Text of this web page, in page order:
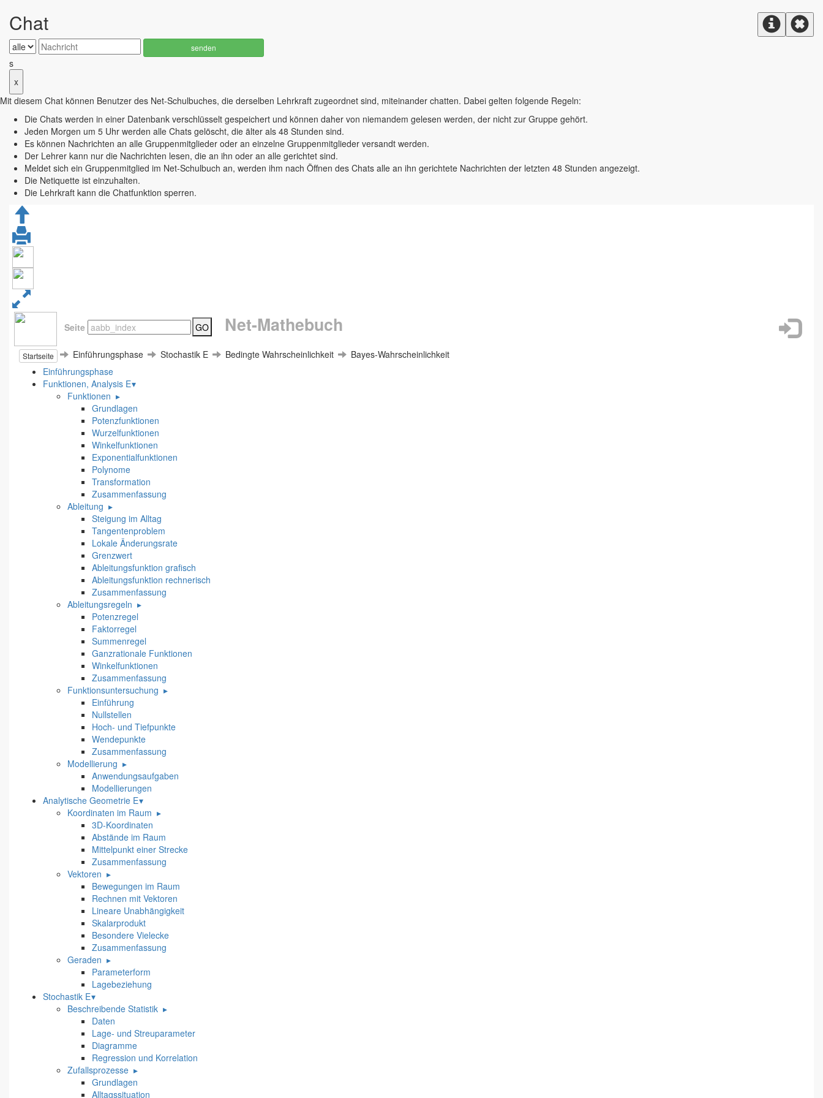
Chat
senden
s
x
Mit diesem Chat können Benutzer des Net-Schulbuches, die derselben Lehrkraft zugeordnet sind, miteinander chatten. Dabei gelten folgende Regeln:
Die Chats werden in einer Datenbank verschlüsselt gespeichert und können daher von niemandem gelesen werden, der nicht zur Gruppe gehört.
Jeden Morgen um 5 Uhr werden alle Chats gelöscht, die älter als 48 Stunden sind.
Es können Nachrichten an alle Gruppenmitglieder oder an einzelne Gruppenmitglieder versandt werden.
Der Lehrer kann nur die Nachrichten lesen, die an ihn oder an alle gerichtet sind.
Meldet sich ein Gruppenmitglied im Net-Schulbuch an, werden ihm nach Öffnen des Chats alle an ihn gerichtete Nachrichten der letzten 48 Stunden angezeigt.
Die Netiquette ist einzuhalten.
Die Lehrkraft kann die Chatfunktion sperren.
Seite GO Net-Mathebuch
Startseite Einführungsphase Stochastik E Bedingte Wahrscheinlichkeit
Bayes-Wahrscheinlichkeit
Einführungsphase
Funktionen, Analysis E▾
Funktionen ▸
Grundlagen
Potenzfunktionen
Wurzelfunktionen
Winkelfunktionen
Exponentialfunktionen
Polynome
Transformation
Zusammenfassung
Ableitung ▸
Steigung im Alltag
Tangentenproblem
Lokale Änderungsrate
Grenzwert
Ableitungsfunktion grafisch
Ableitungsfunktion rechnerisch
Zusammenfassung
Ableitungsregeln ▸
Potenzregel
Faktorregel
Summenregel
Ganzrationale Funktionen
Winkelfunktionen
Zusammenfassung
Funktionsuntersuchung ▸
Einführung
Nullstellen
Hoch- und Tiefpunkte
Wendepunkte
Zusammenfassung
Modellierung ▸
Anwendungsaufgaben
Modellierungen
Analytische Geometrie E▾
Koordinaten im Raum ▸
3D-Koordinaten
Abstände im Raum
Mittelpunkt einer Strecke
Zusammenfassung
Vektoren ▸
Bewegungen im Raum
Rechnen mit Vektoren
Lineare Unabhängigkeit
Skalarprodukt
Besondere Vielecke
Zusammenfassung
Geraden ▸
Parameterform
Lagebeziehung
Stochastik E▾
Beschreibende Statistik ▸
Daten
Lage- und Streuparameter
Diagramme
Regression und Korrelation
Zufallsprozesse ▸
Grundlagen
Alltagssituation